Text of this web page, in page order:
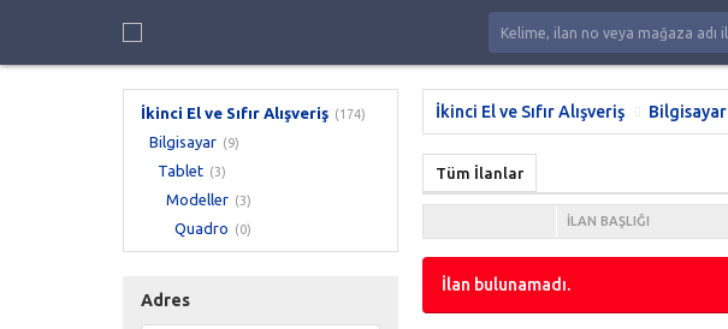
İkinci El ve Sıfır Alışveriş (174)
Bilgisayar (9)
Tablet (3)
Modeller (3)
Quadro (0)
Adres
İkinci El ve Sıfır Alışveriş Bilgisayar
Tüm İlanlar
İLAN BAŞLIĞI
İlan bulunamadı.